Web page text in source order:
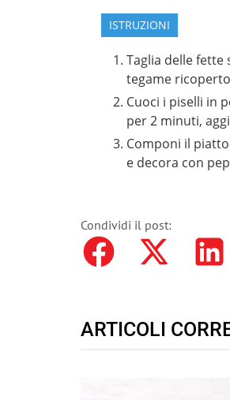
ISTRUZIONI
Taglia delle
tegame
Cuoci i piselli in
per 2 minuti,
Componi il
e decora con
Condividi il post:
ARTICOLI